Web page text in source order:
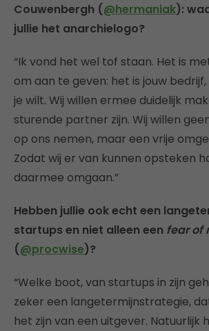
Couwenbergh (@hermaniak):
jullie het anarchielogo?
“Ik vond het wel tof staan. Het is
om aan te geven: het is jouw
je wilt. Wij willen ermee duidelijk
sturende partner zijn. Wij willen
op ons nemen, maar een vrije
Zodat wij er van kunnen opsteken
daarmee omgaan.”
Hebben jullie ook echt een
startups en niet alleen een fear of
(@procwise)?
“Welke boot, van startups in zijn
zeker een langetermijnstrategie,
het zijn van een uitgever. Natuurlijk